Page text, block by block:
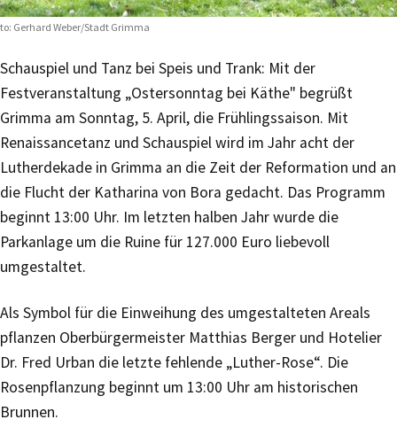
Gerhard Weber/Stadt Grimma
Schauspiel und Tanz bei Speis und Trank: Mit der
Festveranstaltung „Ostersonntag bei Käthe" begrüßt
Grimma am Sonntag, 5. April, die Frühlingssaison. Mit
Renaissancetanz und Schauspiel wird im Jahr acht der
Lutherdekade in Grimma an die Zeit der Reformation und an
die Flucht der Katharina von Bora gedacht. Das Programm
beginnt 13:00 Uhr. Im letzten halben Jahr wurde die
Parkanlage um die Ruine für 127.000 Euro liebevoll
umgestaltet.
Als Symbol für die Einweihung des umgestalteten Areals
pflanzen Oberbürgermeister Matthias Berger und Hotelier
Dr. Fred Urban die letzte fehlende „Luther-Rose“. Die
Rosenpflanzung beginnt um 13:00 Uhr am historischen
Brunnen.